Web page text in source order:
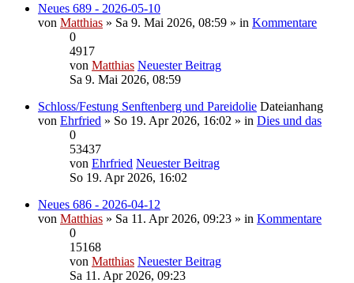
Neues 689 - 2026-05-10
von Matthias » Sa 9. Mai 2026, 08:59 » in Kommentare
0
4917
von Matthias Neuester Beitrag
Sa 9. Mai 2026, 08:59
Schloss/Festung Senftenberg und Pareidolie Dateianhang
von Ehrfried » So 19. Apr 2026, 16:02 » in Dies und das
0
53437
von Ehrfried Neuester Beitrag
So 19. Apr 2026, 16:02
Neues 686 - 2026-04-12
von Matthias » Sa 11. Apr 2026, 09:23 » in Kommentare
0
15168
von Matthias Neuester Beitrag
Sa 11. Apr 2026, 09:23